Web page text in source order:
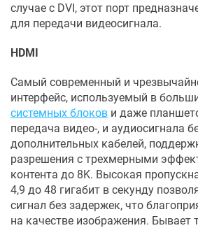
случае с DVI, этот порт
для передачи видеосигнала.
HDMI
Самый современный и
интерфейс, используемый в
системных блоков и даже
передача видео-, и аудиосигнала
дополнительных кабелей,
разрешения с трехмерными
контента до 8K. Высокая
4,9 до 48 гигабит в секунду
сигнал без задержек, что
на качестве изображения. Бывает